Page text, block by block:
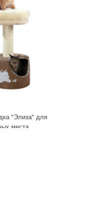
"Элиза" для
места.